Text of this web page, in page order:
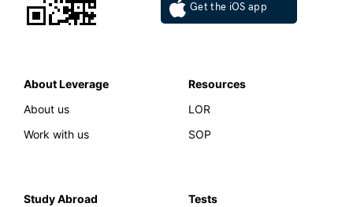
Get the iOS app
About Leverage
About us
Work with us
Resources
LOR
SOP
Study Abroad
Tests